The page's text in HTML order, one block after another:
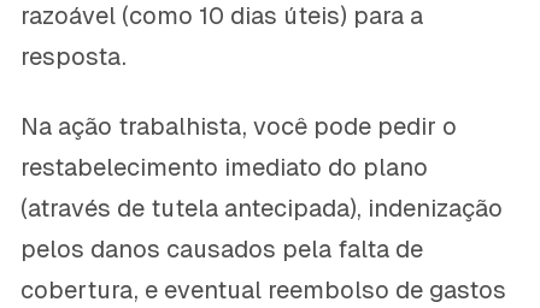
razoável (como 10 dias úteis) para a
resposta.
Na ação trabalhista, você pode pedir o
restabelecimento imediato do plano
(através de tutela antecipada), indenização
pelos danos causados pela falta de
cobertura, e eventual reembolso de gastos